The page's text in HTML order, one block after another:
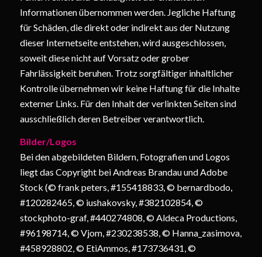
Informationen übernommen werden. Jegliche Haftung
für Schäden, die direkt oder indirekt aus der Nutzung
dieser Internetseite entstehen, wird ausgeschlossen,
soweit diese nicht auf Vorsatz oder grober
Fahrlässigkeit beruhen. Trotz sorgfältiger inhaltlicher
Kontrolle übernehmen wir keine Haftung für die Inhalte
externer Links. Für den Inhalt der verlinkten Seiten sind
ausschließlich deren Betreiber verantwortlich.
Bilder/Logos
Bei den abgebildeten Bildern, Fotografien und Logos
liegt das Copyright bei Andreas Brandau und Adobe
Stock (© frank peters, #155418833, © bernardbodo,
#120282465, © iushakovsky, #382102854, ©
stockphoto-graf, #440274808, © Aldeca Productions,
#96198714, © Vjom, #230238538, © Hanna_zasimova,
#458928802, © EtiAmmos, #173736431, ©